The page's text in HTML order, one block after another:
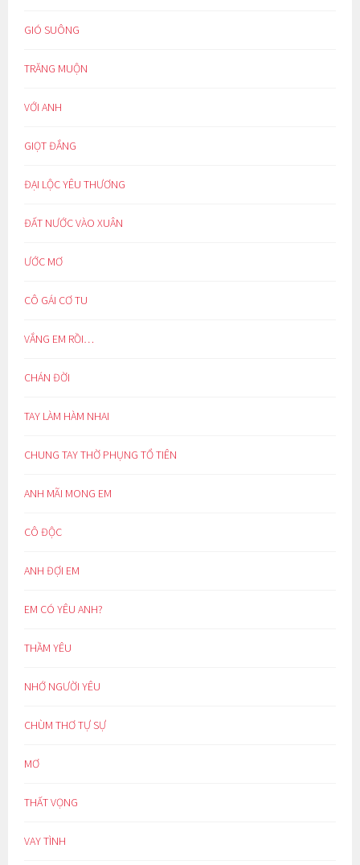
GIÓ SUÔNG
TRĂNG MUỘN
VỚI ANH
GIỌT ĐẮNG
ĐẠI LỘC YÊU THƯƠNG
ĐẤT NƯỚC VÀO XUÂN
ƯỚC MƠ
CÔ GÁI CƠ TU
VẮNG EM RỒI…
CHÁN ĐỜI
TAY LÀM HÀM NHAI
CHUNG TAY THỜ PHỤNG TỔ TIÊN
ANH MÃI MONG EM
CÔ ĐỘC
ANH ĐỢI EM
EM CÓ YÊU ANH?
THẦM YÊU
NHỚ NGƯỜI YÊU
CHÙM THƠ TỰ SỰ
MƠ
THẤT VỌNG
VAY TÌNH